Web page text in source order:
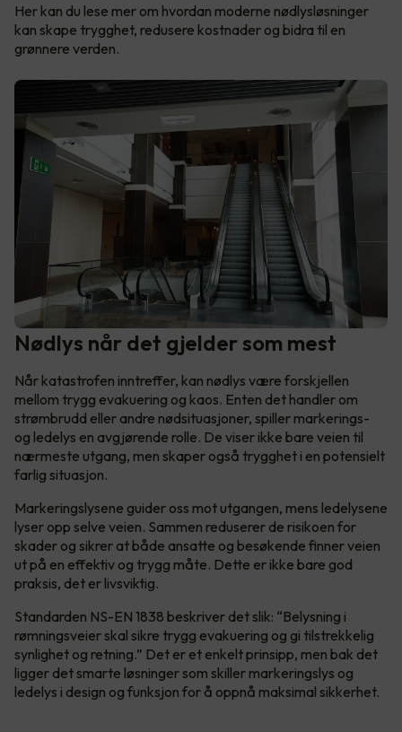
Her kan du lese mer om hvordan moderne nødlysløsninger
kan skape trygghet, redusere kostnader og bidra til en
grønnere verden.
Nødlys når det gjelder som mest
Når katastrofen inntreffer, kan nødlys være forskjellen
mellom trygg evakuering og kaos. Enten det handler om
strømbrudd eller andre nødsituasjoner, spiller markerings-
og ledelys en avgjørende rolle. De viser ikke bare veien til
nærmeste utgang, men skaper også trygghet i en potensielt
farlig situasjon.
Markeringslysene guider oss mot utgangen, mens ledelysene
lyser opp selve veien. Sammen reduserer de risikoen for
skader og sikrer at både ansatte og besøkende finner veien
ut på en effektiv og trygg måte. Dette er ikke bare god
praksis, det er livsviktig.
Standarden NS-EN 1838 beskriver det slik: “Belysning i
rømningsveier skal sikre trygg evakuering og gi tilstrekkelig
synlighet og retning.” Det er et enkelt prinsipp, men bak det
ligger det smarte løsninger som skiller markeringslys og
ledelys i design og funksjon for å oppnå maksimal sikkerhet.